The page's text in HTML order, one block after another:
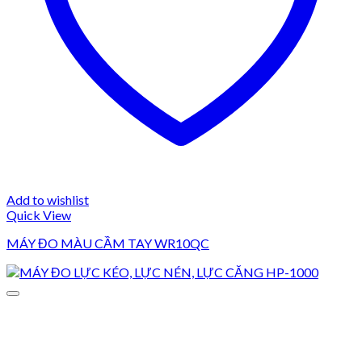
Add to wishlist
Quick View
MÁY ĐO MÀU CẦM TAY WR10QC